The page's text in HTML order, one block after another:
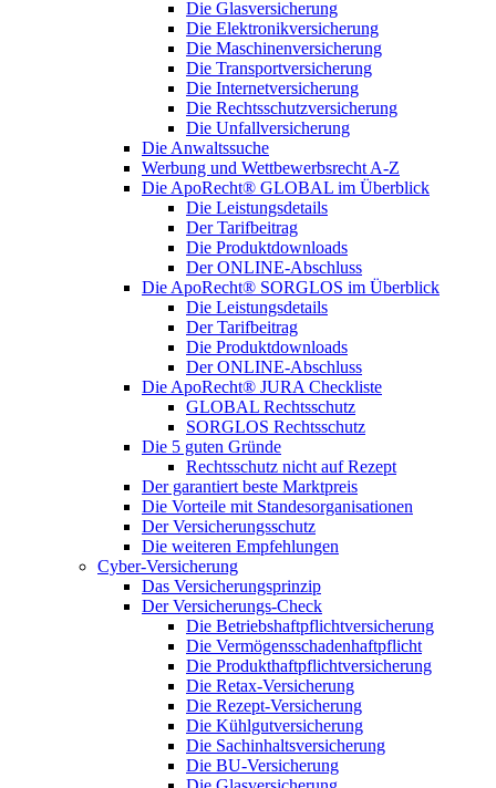
Die Glasversicherung
Die Elektronikversicherung
Die Maschinenversicherung
Die Transportversicherung
Die Internetversicherung
Die Rechtsschutzversicherung
Die Unfallversicherung
Die Anwaltssuche
Werbung und Wettbewerbsrecht A-Z
Die ApoRecht® GLOBAL im Überblick
Die Leistungsdetails
Der Tarifbeitrag
Die Produktdownloads
Der ONLINE-Abschluss
Die ApoRecht® SORGLOS im Überblick
Die Leistungsdetails
Der Tarifbeitrag
Die Produktdownloads
Der ONLINE-Abschluss
Die ApoRecht® JURA Checkliste
GLOBAL Rechtsschutz
SORGLOS Rechtsschutz
Die 5 guten Gründe
Rechtsschutz nicht auf Rezept
Der garantiert beste Marktpreis
Die Vorteile mit Standesorganisationen
Der Versicherungsschutz
Die weiteren Empfehlungen
Cyber-Versicherung
Das Versicherungsprinzip
Der Versicherungs-Check
Die Betriebshaftpflichtversicherung
Die Vermögensschadenhaftpflicht
Die Produkthaftpflichtversicherung
Die Retax-Versicherung
Die Rezept-Versicherung
Die Kühlgutversicherung
Die Sachinhaltsversicherung
Die BU-Versicherung